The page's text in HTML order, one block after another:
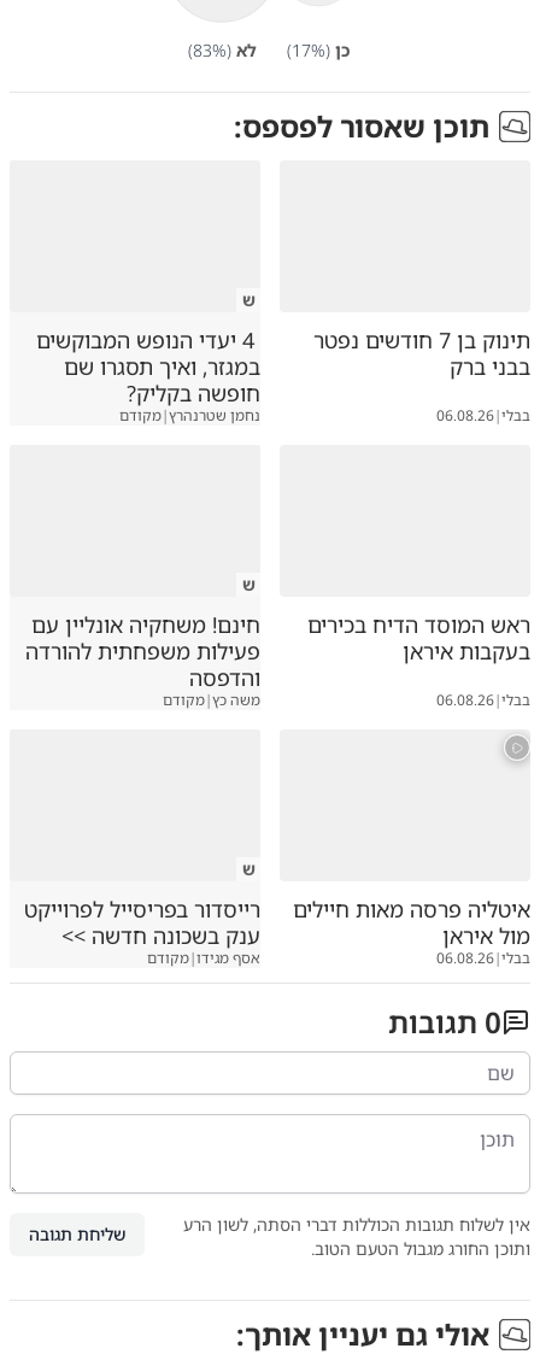
כן (
17%) לא (
83%)
תוכן שאסור לפספס:
תינוק בן 7 חודשים נפטר
בבני ברק
בבלי|
06.08.26
ש
4 יעדי הנופש המבוקשים
במגזר, ואיך תסגרו שם
חופשה בקליק?
נחמן שטרנהרץ|מקודם
ראש המוסד הדיח בכירים
בעקבות איראן
בבלי|
06.08.26
ש
חינם! משחקיה אונליין עם
פעילות משפחתית להורדה
והדפסה
משה כץ|מקודם
איטליה פרסה מאות חיילים
מול איראן
בבלי|
06.08.26
ש
רייסדור בפריסייל לפרוייקט
ענק בשכונה חדשה >>
אסף מגידו|מקודם
0 תגובות
אין לשלוח תגובות הכוללות דברי הסתה, לשון הרע
ותוכן החורג מגבול הטעם הטוב.
שליחת תגובה
אולי גם יעניין אותך: